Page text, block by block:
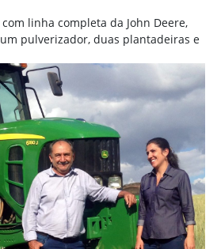
linha completa da John Deere,
pulverizador, duas plantadeiras e